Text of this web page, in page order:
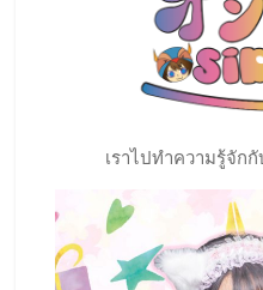
เราไปทำความรู้จัก